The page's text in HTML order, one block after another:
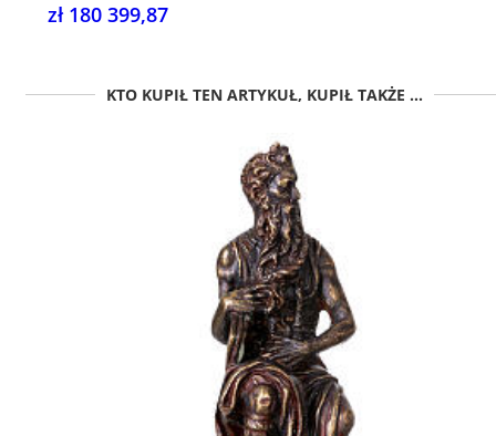
zł 180 399,87
KTO KUPIŁ TEN ARTYKUŁ, KUPIŁ TAKŻE ...